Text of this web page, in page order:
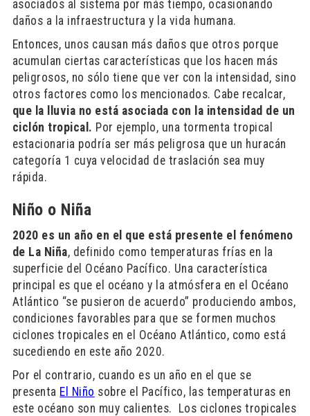
asociados al sistema por más tiempo, ocasionando
daños a la infraestructura y la vida humana.
Entonces, unos causan más daños que otros porque
acumulan ciertas características que los hacen más
peligrosos, no sólo tiene que ver con la intensidad, sino
otros factores como los mencionados. Cabe recalcar,
que la lluvia no está asociada con la intensidad de un
ciclón tropical. Por ejemplo, una tormenta tropical
estacionaria podría ser más peligrosa que un huracán
categoría 1 cuya velocidad de traslación sea muy
rápida.
Niño o Niña
2020 es un año en el que está presente el fenómeno
de La Niña, definido como temperaturas frías en la
superficie del Océano Pacífico. Una característica
principal es que el océano y la atmósfera en el Océano
Atlántico “se pusieron de acuerdo” produciendo ambos,
condiciones favorables para que se formen muchos
ciclones tropicales en el Océano Atlántico, como está
sucediendo en este año 2020.
Por el contrario, cuando es un año en el que se
presenta El Niño sobre el Pacífico, las temperaturas en
este océano son muy calientes. Los ciclones tropicales